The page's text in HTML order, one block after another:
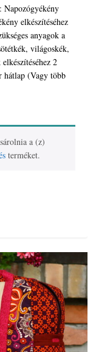
Napozógyékény
elkészítéséhez
anyagok a
világoskék,
2
hátlap (Vagy több
a (z)
terméket.